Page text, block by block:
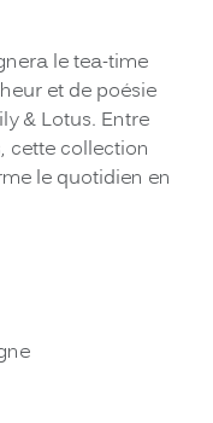
le tea-time
et de poésie
& Lotus. Entre
cette collection
le quotidien en